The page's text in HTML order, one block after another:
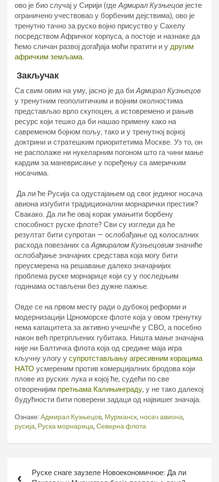
ово је био случај у Сирији (гдеАдмирал Кузњецов јесте
ограничено учествовао у борбеним дејствима), ово је
тренутно тачно за руско војно присуство у Сахелу
посредством Афричког корпуса, а постоје и назнаке да
ћемо сличан развој догађаја моћи пратити и у другим
афричким земљама.
Закључак
Са свим овим на уму, јасно је да биАдмирал Кузњецов
у тренутним геополитичким и војним околностима
представљао врло скупоцен, а истовремено и рањив
ресурс који тешко да би нашао примену како на
савременом бојном пољу, тако и у тренутној војној
доктрини и стратешким приоритетима Москве. Уз то, он
не располаже ни нукеларним погоном што га чини мање
кардим за маневрисање у поређењу са америчким
носачима.
Да ли ће Русија са одустајањем од свог јединог носача
авиона изгубити традиционални морнарички престиж?
Свакако. Да ли ће овај корак умањити борбену
способност руске флоте? Сви су изгледи да ће
резултат бити супротан — ослобађање од колосалних
расхода повезаних саАдмиралом Кузњецовим значиће
ослобађање значајних средстава која могу бити
преусмерена на решавање далеко значајнијих
проблема руске морнарице који су у последњим
годинама остављени без дужне пажње.
Овде се на првом месту ради о дубокој реформи и
модернизацији Црноморске флоте која у овом тренутку
нема капацитета за активно учешчће у СВО, а посебно
након већ претрпљених губитака. Ништа мање значајна
није ни Балтичка флота која од средине маја игра
кључну улогу у супротстављању агресивним корацима
НАТО усмереним против комерцијалних бродова који
плове из руских лука и којој ће, судећи по све
отворенијим претњама Калињинграду, у не тако далекој
будућности бити поверени задаци од највишег значаја.
Ознаке:Адмирал Кузњецов, Мурманск, носач авиона,
русија, Руска морнарица, Северна флота
чланкаРуске снаге заузеле Новоекономичное: Да ли